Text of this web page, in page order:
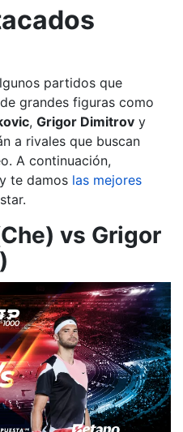
partidos que
grandes figuras como
, Grigor Dimitrov y
a rivales que buscan
A continuación,
te damos las mejores
vs Grigor